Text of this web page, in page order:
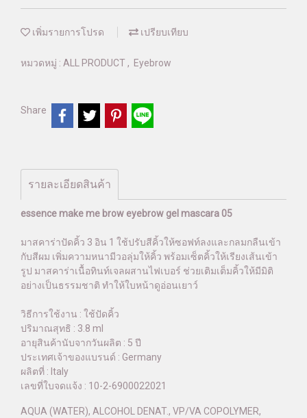
เพิ่มรายการโปรด เปรียบเทียบ
หมวดหมู่ : ALL PRODUCT , Eyebrow
Share
รายละเอียดสินค้า
essence make me brow eyebrow gel mascara 05
มาสคาร่าปัดคิ้ว 3 อิน 1 ใช้ปรับสีคิ้วให้ซอฟท์ลงและกลมกลืนเข้า
กับสีผม เพิ่มความหนามีวอลุ่มให้คิ้ว พร้อมเซ็ตคิ้วให้เรียงเส้นเข้า
รูป มาสคาร่าเนื้อทินท์เจลผสานไฟเบอร์ ช่วยเติมเต็มคิ้วให้มีมิติ
อย่างเป็นธรรมชาติ ทำให้ใบหน้าดูอ่อนเยาว์
วิธีการใช้งาน : ใช้ปัดคิ้ว
ปริมาณสุทธิ : 3.8 ml
อายุสินค้านับจากวันผลิต : 5 ปี
ประเทศเจ้าของแบรนด์ : Germany
ผลิตที่ : Italy
เลขที่ใบจดแจ้ง : 10-2-6900022021
AQUA (WATER), ALCOHOL DENAT., VP/VA COPOLYMER,